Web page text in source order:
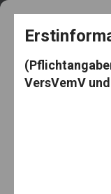
+49
VersVemV